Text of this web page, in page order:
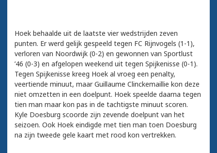
Hoek behaalde uit de laatste vier wedstrijden zeven
punten. Er werd gelijk gespeeld tegen FC Rijnvogels (1-1),
verloren van Noordwijk (0-2) en gewonnen van Sportlust
’46 (0-3) en afgelopen weekend uit tegen Spijkenisse (0-1).
Tegen Spijkenisse kreeg Hoek al vroeg een penalty,
veertiende minuut, maar Guillaume Clinckemaillie kon deze
niet omzetten in een doelpunt. Hoek speelde daarna tegen
tien man maar kon pas in de tachtigste minuut scoren.
Kyle Doesburg scoorde zijn zevende doelpunt van het
seizoen. Ook Hoek eindigde met tien man toen Doesburg
na zijn tweede gele kaart met rood kon vertrekken.